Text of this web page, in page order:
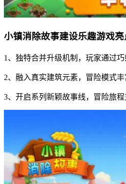
小镇消除故事建设乐趣游戏亮
1、独特合并升级机制，玩家通过
2、融入真实建筑元素，冒险模式
3、开启系列新颖故事线，冒险旅